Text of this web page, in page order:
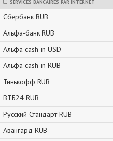
SERVICES BANCAIRES PAR INTERNET
Сбербанк RUB
Альфа-банк RUB
Альфа cash-in USD
Альфа cash-in RUB
Тинькофф RUB
ВТБ24 RUB
Русский Стандарт RUB
Авангард RUB